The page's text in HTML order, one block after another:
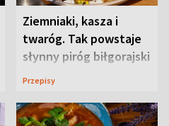
Ziemniaki, kasza i
twaróg. Tak powstaje
słynny piróg biłgorajski
Przepisy